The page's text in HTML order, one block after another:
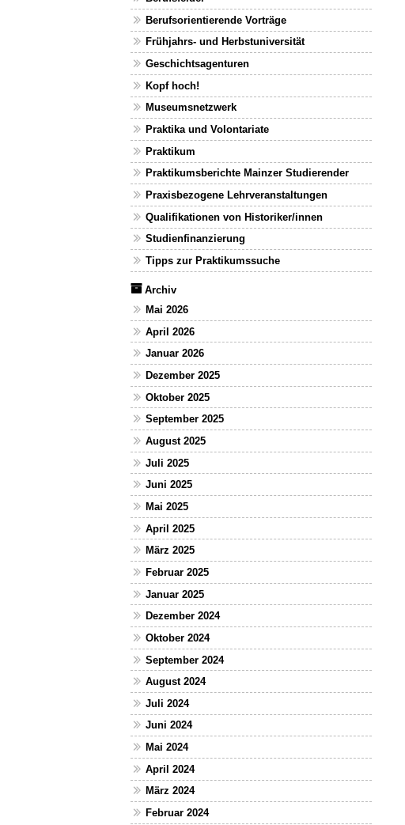
Berufsorientierende Vorträge
Frühjahrs- und Herbstuniversität
Geschichtsagenturen
Kopf hoch!
Museumsnetzwerk
Praktika und Volontariate
Praktikum
Praktikumsberichte Mainzer Studierender
Praxisbezogene Lehrveranstaltungen
Qualifikationen von Historiker/innen
Studienfinanzierung
Tipps zur Praktikumssuche
Archiv
Mai 2026
April 2026
Januar 2026
Dezember 2025
Oktober 2025
September 2025
August 2025
Juli 2025
Juni 2025
Mai 2025
April 2025
März 2025
Februar 2025
Januar 2025
Dezember 2024
Oktober 2024
September 2024
August 2024
Juli 2024
Juni 2024
Mai 2024
April 2024
März 2024
Februar 2024